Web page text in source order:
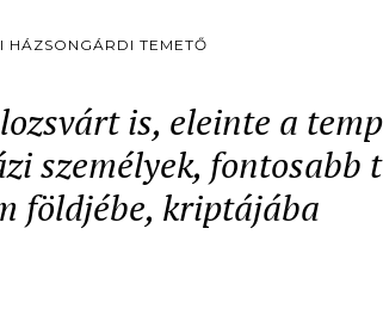
HÁZSONGÁRDI TEMETŐ
is, eleinte a
személyek, fontosabb
földjébe, kriptájába